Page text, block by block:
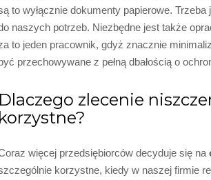
to wyłącznie dokumenty papierowe.
naszych potrzeb. Niezbędne jest także
to jeden pracownik, gdyż znacznie
przechowywane z pełną dbałością o
Dlaczego zlecenie
korzystne?
więcej przedsiębiorców decyduje się na
korzystne, kiedy w naszej firmie